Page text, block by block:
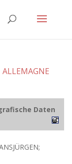
ALLEMAGNE
Daten